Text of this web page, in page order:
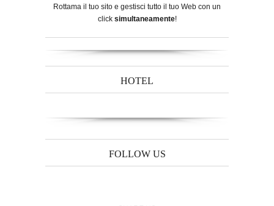
Rottama il tuo sito e gestisci tutto il tuo Web con un
click simultaneamente!
HOTEL
FOLLOW US